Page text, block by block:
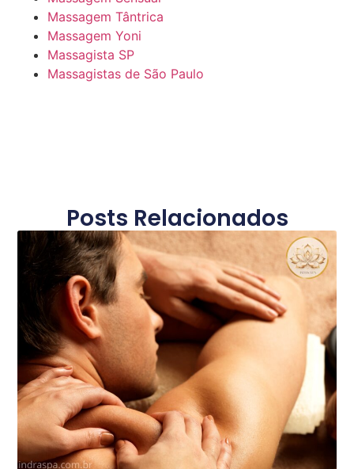
Massagem Tântrica
Massagem Yoni
Massagista SP
Massagistas de São Paulo
Posts Relacionados